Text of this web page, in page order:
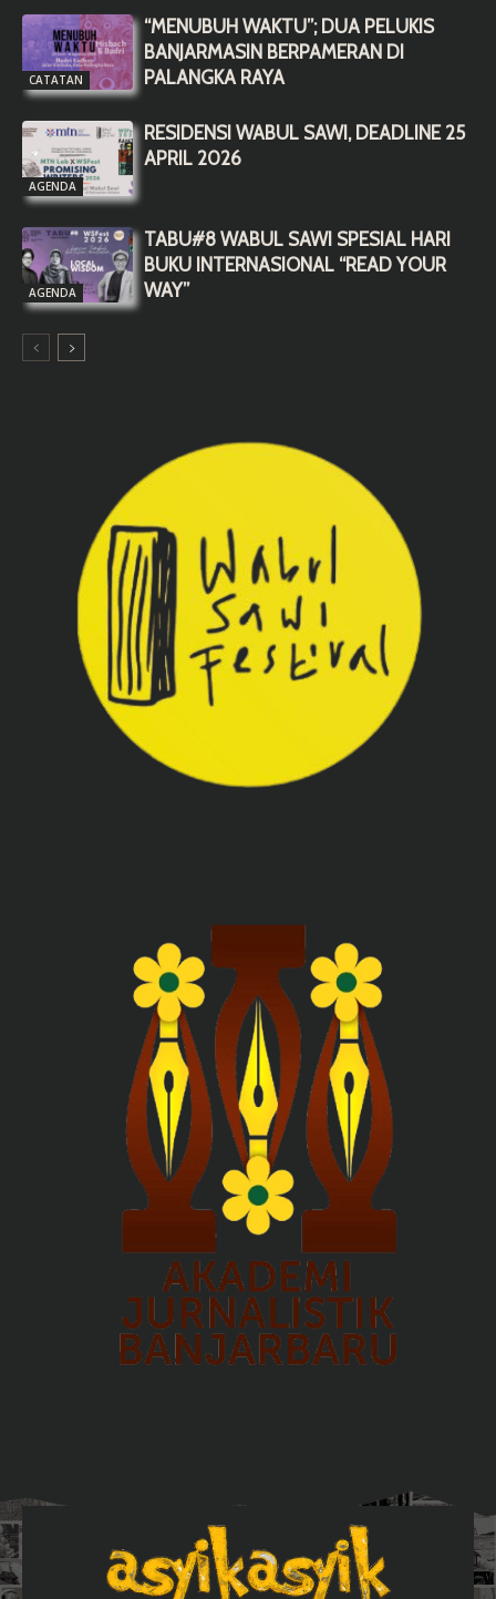
CATATAN
“MENUBUH WAKTU”; DUA PELUKIS
BANJARMASIN BERPAMERAN DI
PALANGKA RAYA
AGENDA
RESIDENSI WABUL SAWI, DEADLINE 25
APRIL 2026
AGENDA
TABU#8 WABUL SAWI SPESIAL HARI
BUKU INTERNASIONAL “READ YOUR
WAY”